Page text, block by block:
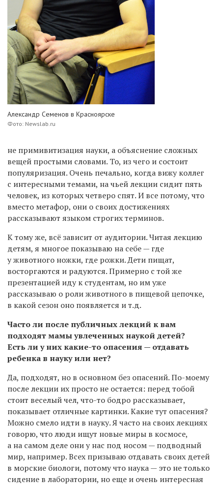
Александр Семенов в Красноярске
Фото: Newslab.ru
не примивитизация науки, а объяснение сложных
вещей простыми словами. То, из чего и состоит
популяризация. Очень печально, когда вижу коллег
с интересными темами, на чьей лекции сидит пять
человек, из которых четверо спят. И все потому, что
вместо метафор, они о своих достижениях
рассказывают языком строгих терминов.
К тому же, всё зависит от аудитории. Читая лекцию
детям, я многое показываю на себе — где
у животного ножки, где рожки. Дети пищат,
восторгаются и радуются. Примерно с той же
презентацией иду к студентам, но им уже
рассказываю о роли животного в пищевой цепочке,
в какой сезон оно появляется и т.д.
Часто ли после публичных лекций к вам
подходят мамы увлеченных наукой детей?
Есть ли у них какие-то опасения — отдавать
ребенка в науку или нет?
Да, подходят, но в основном без опасений. По-моему
после лекции их просто не остается: перед тобой
стоит веселый чел, что-то бодро рассказывает,
показывает отличные картинки. Какие тут опасения?
Можно смело идти в науку. Я часто на своих лекциях
говорю, что люди ищут новые миры в космосе,
а на самом деле они у нас под носом — подводный
мир, например. Всех призываю отдавать своих детей
в морские биологи, потому что наука — это не только
сидение в лаборатории, но еще и очень интересная